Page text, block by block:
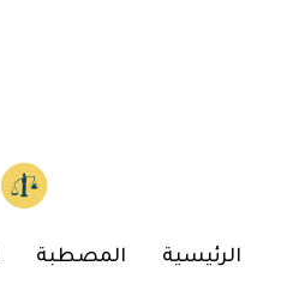
الرئيسية المصطبة